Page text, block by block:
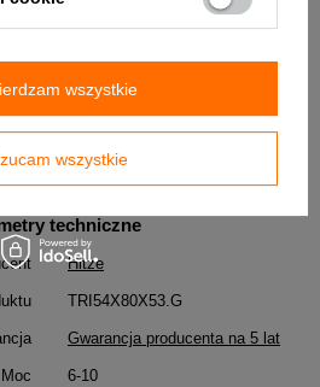
czopuch Ø200 z regulacją 360 stopni,
spalin w każdym kierunku.
Ekodesign na terenie państwa
techniczne
Hitze
TRI54X80X53.G
Gwarancja producenta na 5 lat
Moc 6-10
wszystkie
wszystkie